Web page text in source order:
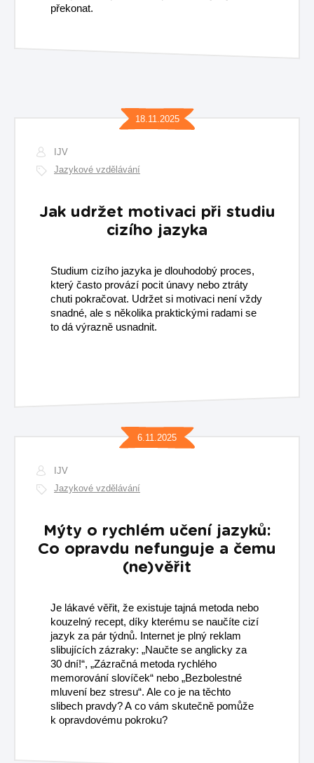
překonat.
18.11.2025
IJV
Jazykové vzdělávání
Jak udržet motivaci při studiu
cizího jazyka
Studium cizího jazyka je dlouhodobý proces,
který často provází pocit únavy nebo ztráty
chuti pokračovat. Udržet si motivaci není vždy
snadné, ale s několika praktickými radami se
to dá výrazně usnadnit.
6.11.2025
IJV
Jazykové vzdělávání
Mýty o rychlém učení jazyků:
Co opravdu nefunguje a čemu
(ne)věřit
Je lákavé věřit, že existuje tajná metoda nebo
kouzelný recept, díky kterému se naučíte cizí
jazyk za pár týdnů. Internet je plný reklam
slibujících zázraky: „Naučte se anglicky za
30 dní!“, „Zázračná metoda rychlého
memorování slovíček“ nebo „Bezbolestné
mluvení bez stresu“. Ale co je na těchto
slibech pravdy? A co vám skutečně pomůže
k opravdovému pokroku?